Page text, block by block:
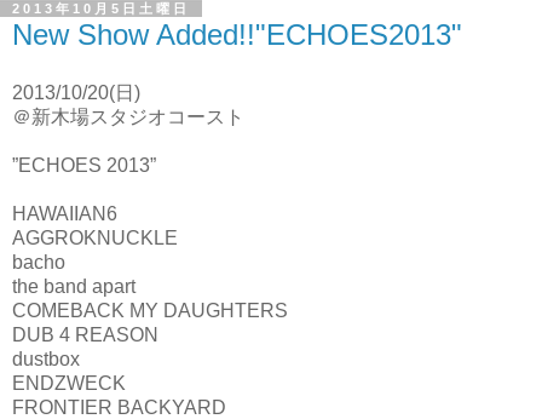
2013年10月5日土曜日
New Show Added!!"ECHOES2013"
2013/10/20(日)
＠新木場スタジオコースト
”ECHOES 2013”
HAWAIIAN6
AGGROKNUCKLE
bacho
the band apart
COMEBACK MY DAUGHTERS
DUB 4 REASON
dustbox
ENDZWECK
FRONTIER BACKYARD